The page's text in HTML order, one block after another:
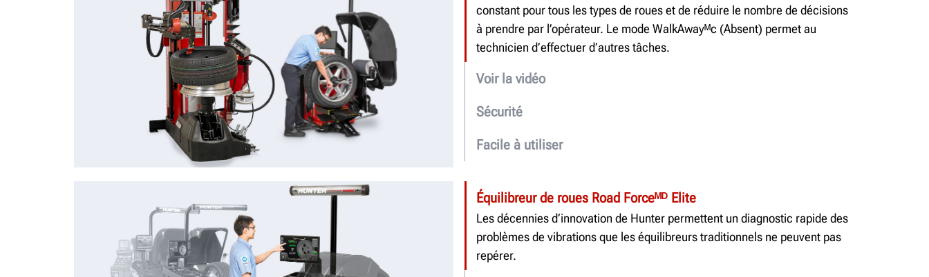
constant pour tous les types de roues et de réduire le nombre de décisions
à prendre par l’opérateur. Le mode WalkAwayᴹc (Absent) permet au
technicien d’effectuer d’autres tâches.
Voir la vidéo
Sécurité
Facile à utiliser
Équilibreur de roues Road Forceᴹᴰ Elite
Les décennies d’innovation de Hunter permettent un diagnostic rapide des
problèmes de vibrations que les équilibreurs traditionnels ne peuvent pas
repérer.